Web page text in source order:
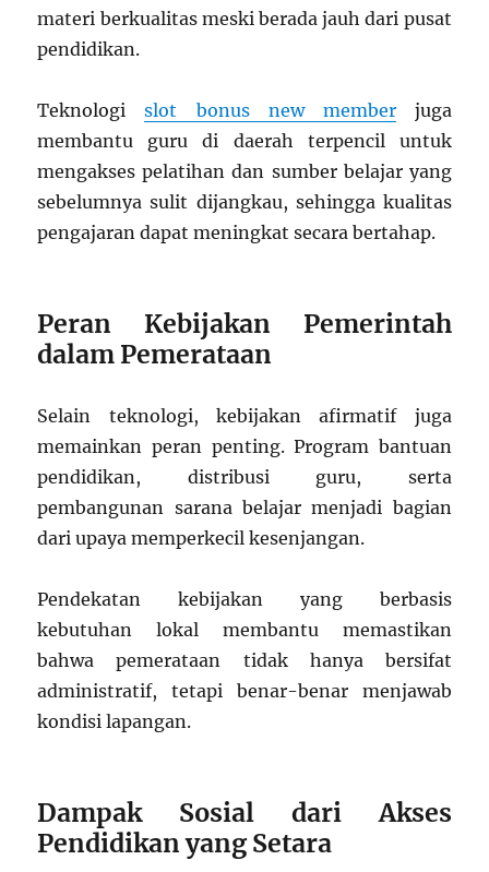
materi berkualitas meski berada jauh dari pusat
pendidikan.
Teknologislot bonus new memberjuga
membantu guru di daerah terpencil untuk
mengakses pelatihan dan sumber belajar yang
sebelumnya sulit dijangkau, sehingga kualitas
pengajaran dapat meningkat secara bertahap.
Peran Kebijakan Pemerintah
dalam Pemerataan
Selain teknologi, kebijakan afirmatif juga
memainkan peran penting. Program bantuan
pendidikan, distribusi guru, serta
pembangunan sarana belajar menjadi bagian
dari upaya memperkecil kesenjangan.
Pendekatan kebijakan yang berbasis
kebutuhan lokal membantu memastikan
bahwa pemerataan tidak hanya bersifat
administratif, tetapi benar-benar menjawab
kondisi lapangan.
Dampak Sosial dari Akses
Pendidikan yang Setara